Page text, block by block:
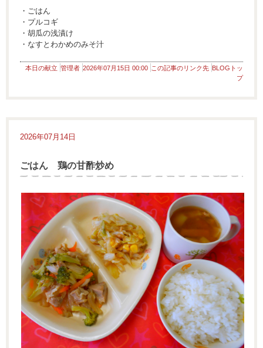
・ごはん
・プルコギ
・胡瓜の浅漬け
・なすとわかめのみそ汁
本日の献立 管理者 2026年07月15日 00:00 この記事のリンク先 BLOGトッ
プ
2026年07月14日
ごはん 鶏の甘酢炒め